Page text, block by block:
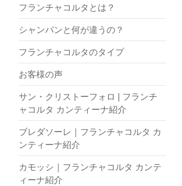
フランチャコルタとは？
シャンパンと何が違うの？
フランチャコルタのタイプ
お客様の声
サン・クリストーフォロ | フランチ
ャコルタ カンティーナ紹介
ブレダソーレ｜フランチャコルタ カ
ンティーナ紹介
カモッシ｜フランチャコルタ カンテ
ィーナ紹介